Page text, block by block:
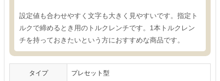
設定値も合わせやすく文字も大きく見やすいです。指定ト
ルクで締めるとき用のトルクレンチです。1本トルクレン
チを持っておきたいという方におすすめな商品です。
タイプ プレセット型